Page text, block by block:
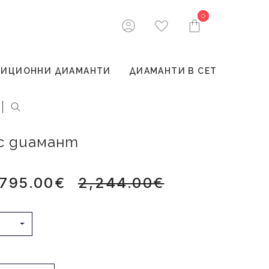
0
0
ДИАМАНТИ ДИАМАНТИ В СЕТ
диамант
2,244.00€